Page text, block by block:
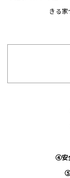
きる家
④安
⑤